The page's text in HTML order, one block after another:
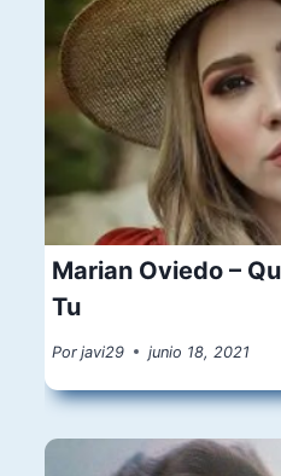
Marian Oviedo –
Tu
Por javi29 junio 18, 2021